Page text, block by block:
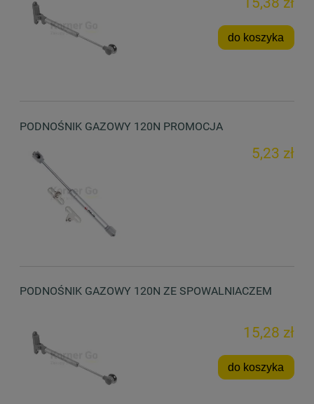
do koszyka
PODNOŚNIK GAZOWY 120N PROMOCJA
5,23 zł
PODNOŚNIK GAZOWY 120N ZE SPOWALNIACZEM
15,28 zł
do koszyka